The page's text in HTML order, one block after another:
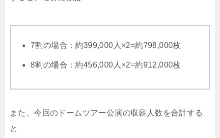
7割の場合：約399,000人×2=約798,000枚
8割の場合：約456,000人×2=約912,000枚
また、今回のドームツアー公演の収容人数を合計する
と